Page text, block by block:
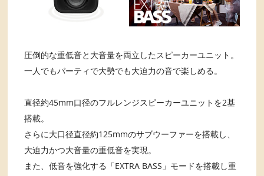
圧倒的な重低音と大音量を両立したスピーカーユニット。
一人でもパーティで大勢でも大迫力の音で楽しめる。
直径約45mm口径のフルレンジスピーカーユニットを2基
搭載。
さらに大口径直径約125mmのサブウーファーを搭載し、
大迫力かつ大音量の重低音を実現。
また、低音を強化する「EXTRA BASS」モードを搭載し重